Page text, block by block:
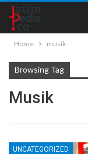
Home musik
Browsing Tag
Musik
UNCATEGORIZED